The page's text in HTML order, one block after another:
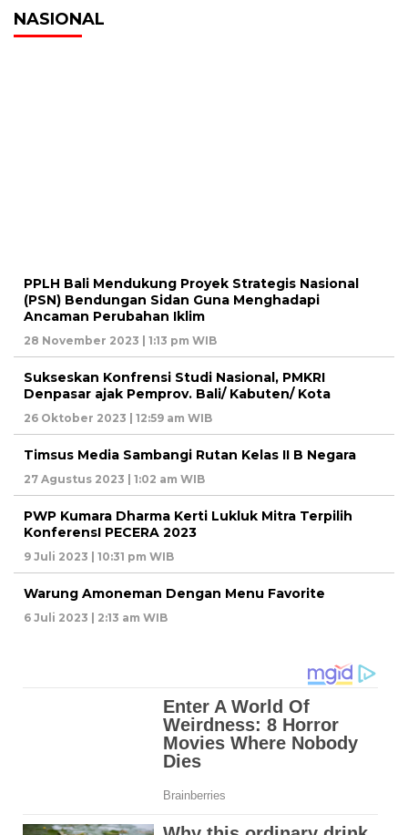
NASIONAL
PPLH Bali Mendukung Proyek Strategis Nasional
(PSN) Bendungan Sidan Guna Menghadapi
Ancaman Perubahan Iklim
28 November 2023 | 1:13 pm WIB
Sukseskan Konfrensi Studi Nasional, PMKRI
Denpasar ajak Pemprov. Bali/ Kabuten/ Kota
26 Oktober 2023 | 12:59 am WIB
Timsus Media Sambangi Rutan Kelas II B Negara
27 Agustus 2023 | 1:02 am WIB
PWP Kumara Dharma Kerti Lukluk Mitra Terpilih
KonferensI PECERA 2023
9 Juli 2023 | 10:31 pm WIB
Warung Amoneman Dengan Menu Favorite
6 Juli 2023 | 2:13 am WIB